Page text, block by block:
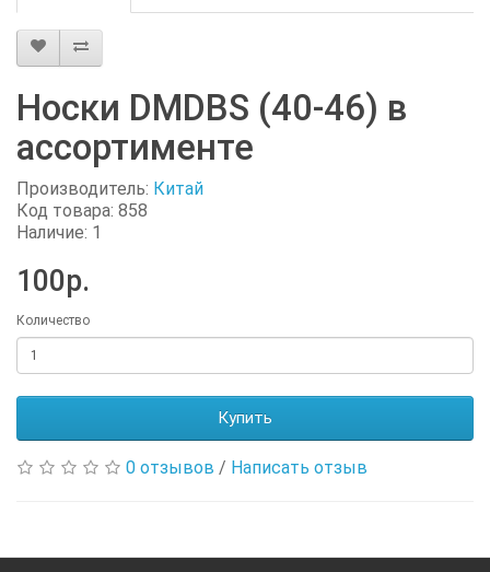
Носки DMDBS (40-46) в
ассортименте
Производитель: Китай
Код товара: 858
Наличие: 1
100р.
Количество
Купить
0 отзывов / Написать отзыв